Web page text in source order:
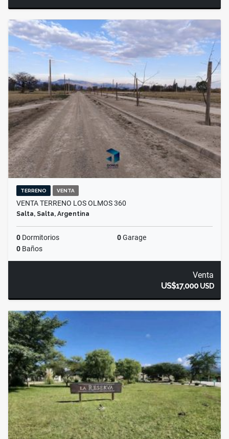
TERRENO VENTA
VENTA TERRENO LOS OLMOS 360
Salta, Salta, Argentina
0 Dormitorios 0Garage
0 Baños
Venta
US$17,000USD